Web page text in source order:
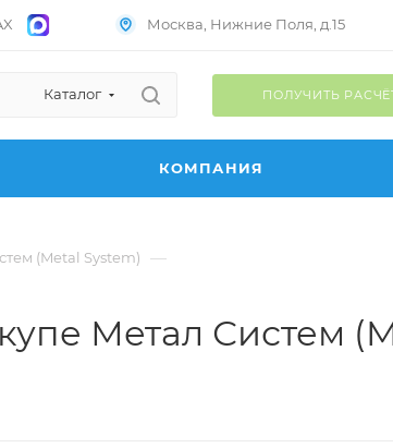
Москва, Нижние Поля, д.15
Каталог ПОЛУЧИТЬ
КОМПАНИЯ
(Metal System) —
Метал Систем